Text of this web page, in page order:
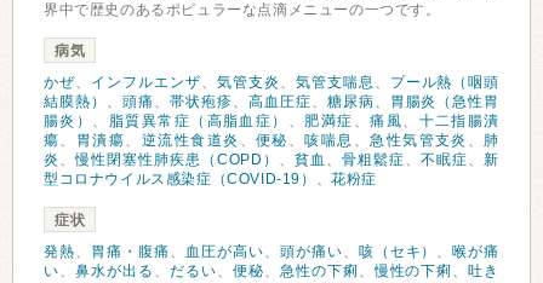
界中で歴史のあるポピュラーな点滴メニューの一つです。
病気
かぜ、 インフルエンザ、 気管支炎 、 気管支喘息 、
プール熱（咽頭
結膜熱） 、 頭痛 、 帯状疱疹、 高血圧症、 糖尿病、
胃腸炎（急性胃
腸炎） 、 脂質異常症（高脂血症） 、 肥満症 、痛風、 十二指腸潰
瘍、 胃潰瘍、 逆流性食道炎 、 便秘 、咳喘息 、急性気管支炎 、 肺
炎 、慢性閉塞性肺疾患（COPD） 、貧血 、骨粗鬆症、不眠症、新
型コロナウイルス感染症（COVID-19） 、花粉症
症状
発熱、 胃痛・腹痛 、 血圧が高い、 頭が痛い、 咳（セキ） 、喉が痛
い、 鼻水が出る 、 だるい、 便秘、 急性の下痢 、慢性の下痢 、吐き